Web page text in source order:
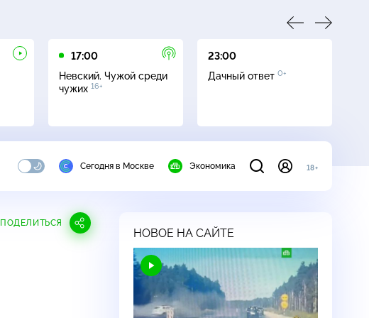
17:00
Невский. Чужой среди
чужих 16+
23:00
Дачный ответ 0+
Сегодня в Москве Экономика 18+
ПОДЕЛИТЬСЯ
НОВОЕ НА САЙТЕ